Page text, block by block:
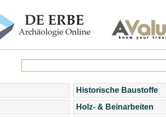
Historische Baustoffe
Holz- & Beinarbeiten